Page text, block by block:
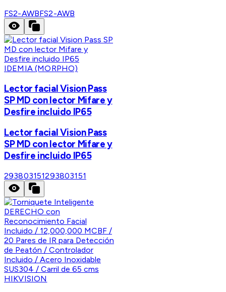
FS2-AWBFS2-AWB
IDEMIA (MORPHO)
Lector facial Vision Pass
SP MD con lector Mifare y
Desfire incluido IP65
Lector facial Vision Pass
SP MD con lector Mifare y
Desfire incluido IP65
293803151293803151
HIKVISION